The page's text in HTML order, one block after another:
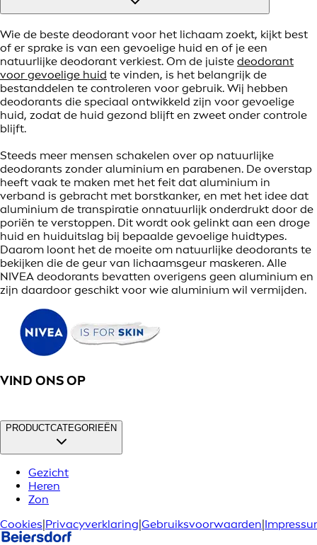
Wie de beste deodorant voor het lichaam zoekt, kijkt best
of er sprake is van een gevoelige huid en of je een
natuurlijke deodorant verkiest. Om de juiste deodorant
voor gevoelige huid te vinden, is het belangrijk de
bestanddelen te controleren voor gebruik. Wij hebben
deodorants die speciaal ontwikkeld zijn voor gevoelige
huid, zodat de huid gezond blijft en zweet onder controle
blijft.
Steeds meer mensen schakelen over op natuurlijke
deodorants zonder aluminium en parabenen. De overstap
heeft vaak te maken met het feit dat aluminium in
verband is gebracht met borstkanker, en met het idee dat
aluminium de transpiratie onnatuurlijk onderdrukt door de
poriën te verstoppen. Dit wordt ook gelinkt aan een droge
huid en huiduitslag bij bepaalde gevoelige huidtypes.
Daarom loont het de moeite om natuurlijke deodorants te
bekijken die de geur van lichaamsgeur maskeren. Alle
NIVEA deodorants bevatten overigens geen aluminium en
zijn daardoor geschikt voor wie aluminium wil vermijden.
VIND ONS OP
PRODUCTCATEGORIEËN
Gezicht
Heren
Zon
Cookies|Privacyverklaring|Gebruiksvoorwaarden|